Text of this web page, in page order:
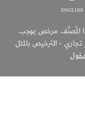
المُصنَّف مرخص بموجب
- الترخيص بالمثل